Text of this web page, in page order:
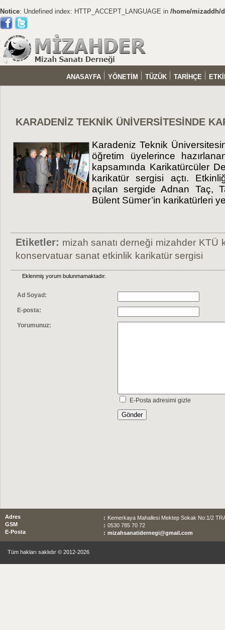
Notice: Undefined index: HTTP_ACCEPT_LANGUAGE in /home/mizaddh/
ANASAYFA YÖNETİM TÜZÜK TARİHÇE
KARADENİZ TEKNİK ÜNİVERSİTESİNDE
Karadeniz Teknik
öğretim üyelerince
kapsamında Karikatürcüler
karikatür sergisi açtı.
açılan sergide Adnan Taç,
Bülent Sümer’in karikatürleri
Etiketler: mizah sanatı derneği mizahder KTÜ
konservatuar sanat etkinlik karikatür sergisi
Eklenmiş yorum bulunmamaktadır.
Ad Soyad:
E-posta:
Yorumunuz:
E-Posta adresimi gizle
Adres : Kemerkaya Mahallesi Mektep Sokak No:1/2
GSM
: 0530 785 70 72
E-Posta
: mizahsanatidernegi@gmail.com
Tüm hakları saklıdır © 2012-2026